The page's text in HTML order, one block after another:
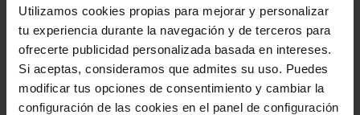
Utilizamos cookies propias para mejorar y personalizar
tu experiencia durante la navegación y de terceros para
ofrecerte publicidad personalizada basada en intereses.
Si aceptas, consideramos que admites su uso. Puedes
modificar tus opciones de consentimiento y cambiar la
configuración de las cookies en el panel de configuración
3 días
Correa nueva